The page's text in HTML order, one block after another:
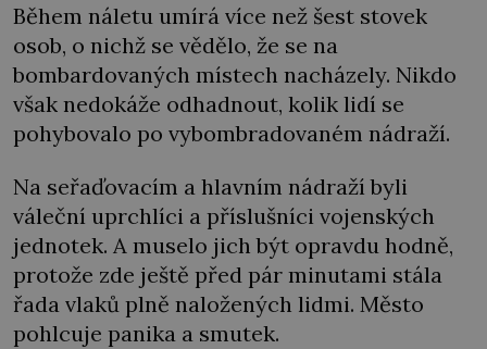
Během náletu umírá více než šest stovek
osob, o nichž se vědělo, že se na
bombardovaných místech nacházely. Nikdo
však nedokáže odhadnout, kolik lidí se
pohybovalo po vybombradovaném nádraží.
Na seřaďovacím a hlavním nádraží byli
váleční uprchlíci a příslušníci vojenských
jednotek. A muselo jich být opravdu hodně,
protože zde ještě před pár minutami stála
řada vlaků plně naložených lidmi. Město
pohlcuje panika a smutek.